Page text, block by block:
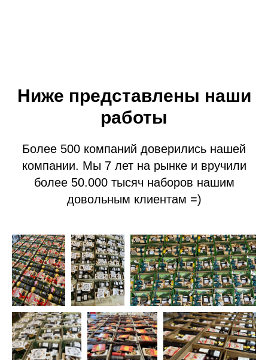
Ниже представлены наши
работы
Более 500 компаний доверились нашей
компании. Мы 7 лет на рынке и вручили
более 50.000 тысяч наборов нашим
довольным клиентам =)